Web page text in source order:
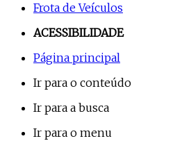
Frota de Veículos
ACESSIBILIDADE
Página principal
Ir para o conteúdo
Ir para a busca
Ir para o menu